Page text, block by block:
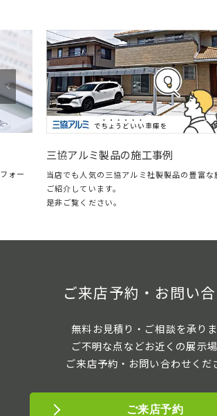
ォー
三協アルミ製品の施工事例
当店でも人気の三協アルミ社製製品の豊富な
ご紹介しています。
是非ご覧ください。
ご来店予約・お問い
無料お見積り・ご相談を承りま
ご不明な点などお近くの展示
ご来店予約・お問い合わせくだ
ご来店予約